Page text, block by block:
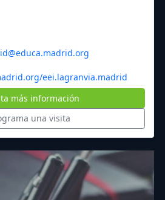
eei.lagranvia.madrid
más información
una visita